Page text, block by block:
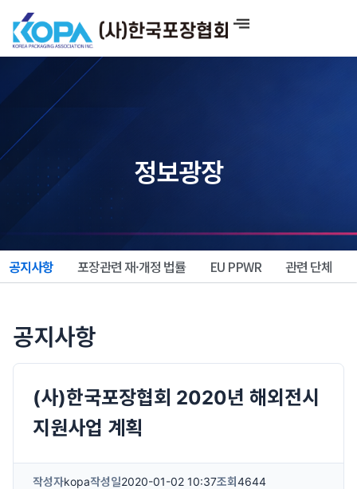
너
정보광장
공지사항 포장관련 재·개정 법률 EU PPWR 관련 단체
공지사항
(사)한국포장협회 2020년 해외전시
지원사업 계획
작성자kopa작성일2020-01-02 10:37조회 4644